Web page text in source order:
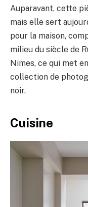
Auparavant, cette
mais elle sert
pour la maison,
milieu du siècle de
Nimes, ce qui met
collection de
noir.
Cuisine